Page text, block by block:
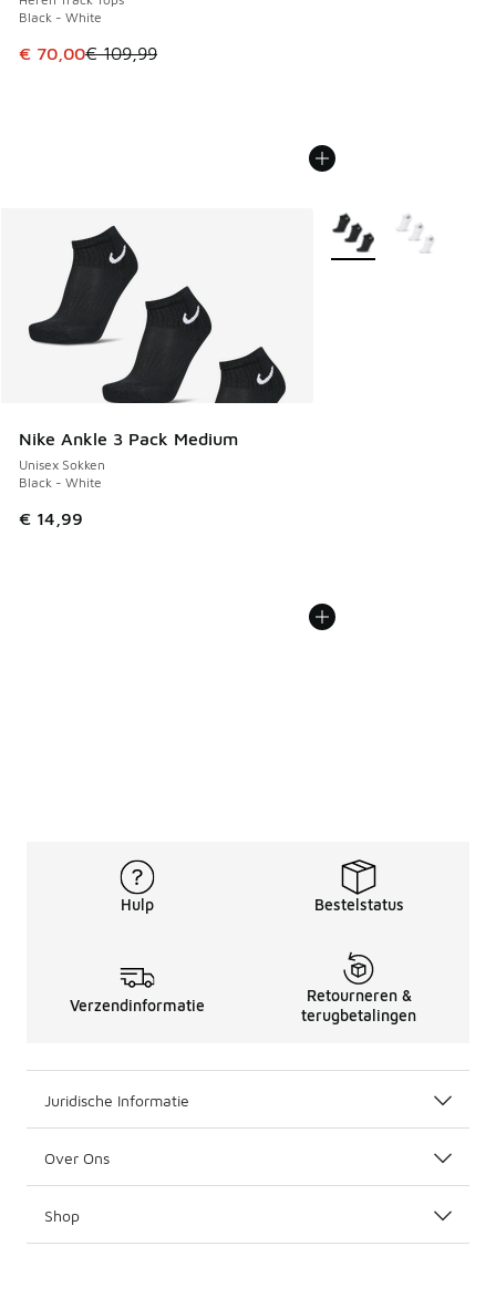
Black - White
Dit artikel is in de uitverkoop. Dit artikel is in de
€ 70,00€ 109,99
Nike Ankle 3 Pack Medium
Unisex Sokken
Black - White
€ 14,99
Meer kleuren
Hulp Bestelstatus
Verzendinformatie
Retourneren &
terugbetalingen
Juridische Informatie
Over Ons
Shop